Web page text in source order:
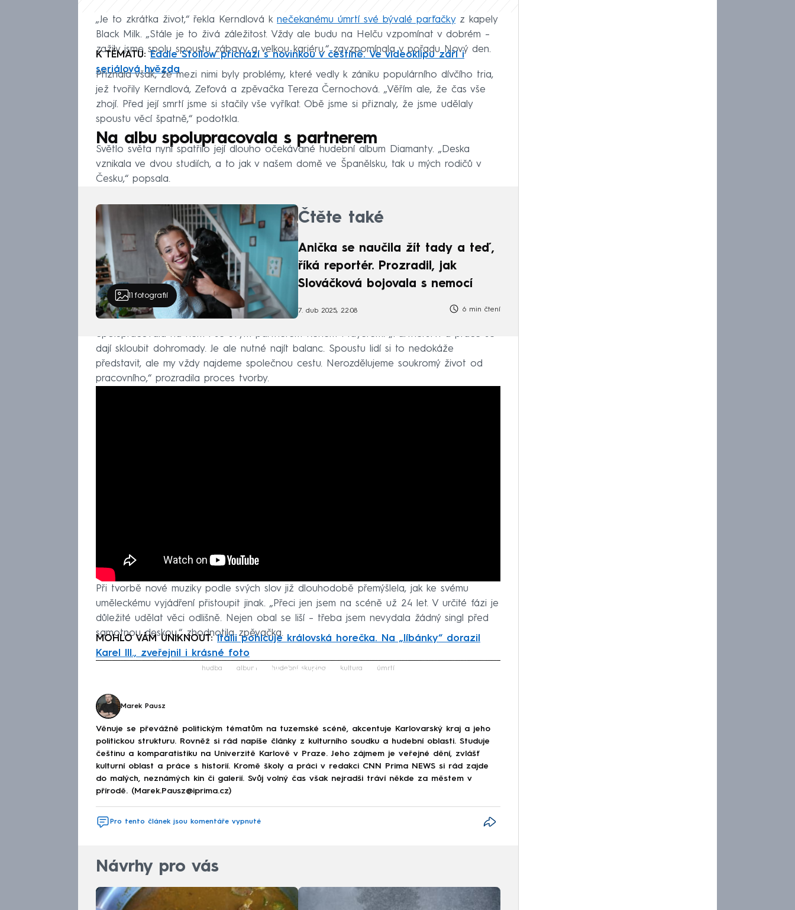
„Je to zkrátka život,“ řekla Kerndlová k nečekanému úmrtí své bývalé parťačkyz kapely
Black Milk. „Stále je to živá záležitost. Vždy ale budu na Helču vzpomínat v dobrém –
zažily jsme spolu spoustu zábavy a velkou kariéru,“ zavzpomínala v pořadu Nový den.
K TÉMATU:Eddie Stoilow přichází s novinkou v češtině. Ve videoklipu září i
seriálová hvězda
Přiznala však, že mezi nimi byly problémy, které vedly k zániku populárního dívčího tria,
jež tvořily Kerndlová, Zeťová a zpěvačka Tereza Černochová. „Věřím ale, že čas vše
zhojí. Před její smrtí jsme si stačily vše vyříkat. Obě jsme si přiznaly, že jsme udělaly
spoustu věcí špatně,“ podotkla.
Na albu spolupracovala s partnerem
Světlo světa nyní spatřilo její dlouho očekávané hudební album Diamanty. „Deska
vznikala ve dvou studiích, a to jak v našem domě ve Španělsku, tak u mých rodičů v
Česku,“ popsala.
11 fotografií
Čtěte také
Anička se naučila žít tady a teď,
říká reportér. Prozradil, jak
Slováčková bojovala s nemocí
7. dub 2025, 22:08 6 min čtení
Spolupracovala na něm i se svým partnerem Reném Mayerem. „Partnerství a práce se
dají skloubit dohromady. Je ale nutné najít balanc. Spoustu lidí si to nedokáže
představit, ale my vždy najdeme společnou cestu. Nerozdělujeme soukromý život od
pracovního,“ prozradila proces tvorby.
Při tvorbě nové muziky podle svých slov již dlouhodobě přemýšlela, jak ke svému
uměleckému vyjádření přistoupit jinak. „Přeci jen jsem na scéně už 24 let. V určité fázi je
důležité udělat věci odlišně. Nejen obal se liší – třeba jsem nevydala žádný singl před
samotnou deskou,“ zhodnotila zpěvačka.
MOHLO VÁM UNIKNOUT:Itálii pohlcuje královská horečka. Na „líbánky“ dorazil
Karel III., zveřejnil i krásné foto
Failed to fetch
hudba album hudební skupina kultura úmrtí
Marek Pausz
Věnuje se převážně politickým tématům na tuzemské scéně, akcentuje Karlovarský kraj a jeho
politickou strukturu. Rovněž si rád napíše články z kulturního soudku a hudební oblasti. Studuje
češtinu a komparatistiku na Univerzitě Karlově v Praze. Jeho zájmem je veřejné dění, zvlášť
kulturní oblast a práce s historií. Kromě školy a práci v redakci CNN Prima NEWS si rád zajde
do malých, neznámých kin či galerií. Svůj volný čas však nejradši tráví někde za městem v
přírodě. (Marek.Pausz@iprima.cz)
Pro tento článek jsou komentáře vypnuté
Návrhy pro vás